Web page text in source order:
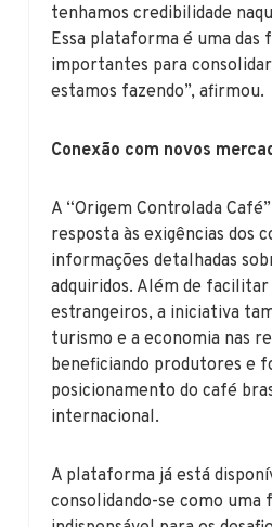
tenhamos credibilidade
Essa plataforma é uma das
importantes para
estamos fazendo”, afirmou.
Conexão com novos
A “Origem Controlada
resposta às exigências dos
informações detalhadas
adquiridos. Além de facilitar
estrangeiros, a iniciativa
turismo e a economia nas
beneficiando produtores e
posicionamento do café
internacional.
A plataforma já está
consolidando-se como uma